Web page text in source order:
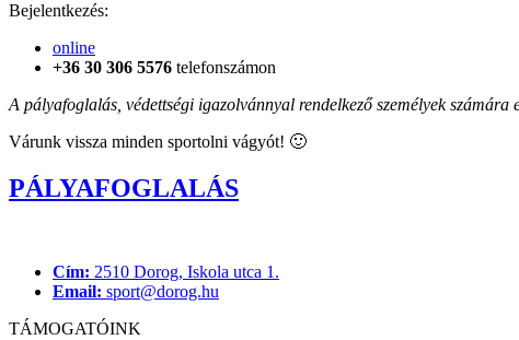
Bejelentkezés:
online
+36 30 306 5576 telefonszámon
A pályafoglalás, védettségi igazolvánnyal rendelkező személyek
Várunk vissza minden sportolni vágyót! 🙂
PÁLYAFOGLALÁS
Cím: 2510 Dorog, Iskola utca 1.
Email: sport@dorog.hu
TÁMOGATÓINK